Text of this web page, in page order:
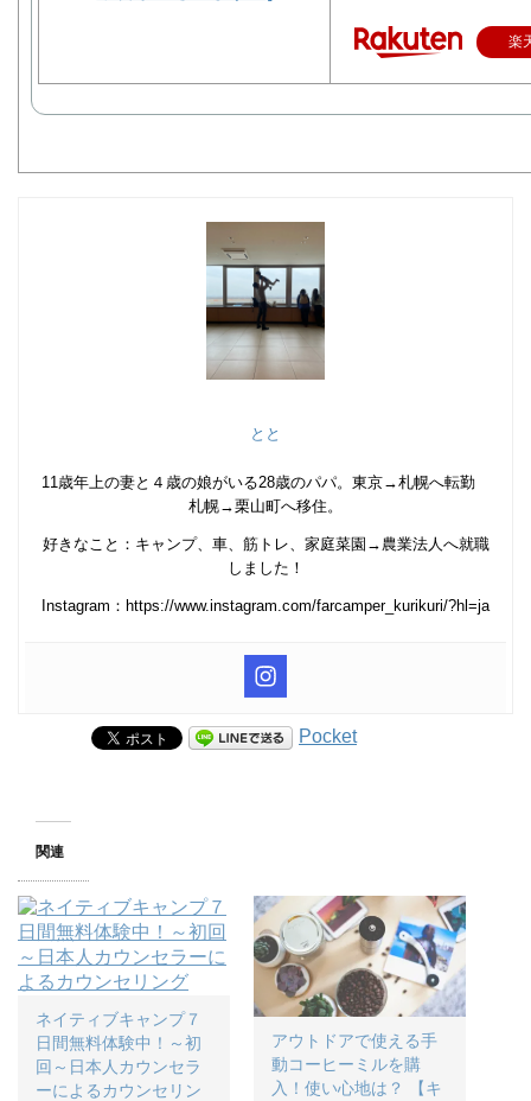
楽
とと
11歳年上の妻と４歳の娘がいる28歳のパパ。東京→札幌へ転勤
札幌→栗山町へ移住。
好きなこと：キャンプ、車、筋トレ、家庭菜園→農業法人へ就職
しました！
Instagram：https://www.instagram.com/farcamper_kurikuri/?hl=ja
Pocket
関連
ネイティブキャンプ７
日間無料体験中！～初
回～日本人カウンセラ
ーによるカウンセリン
アウトドアで使える手
動コーヒーミルを購
入！使い心地は？ 【キ